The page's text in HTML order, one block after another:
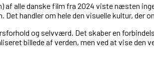
af alle danske film fra 2024 viste næsten
handler om hele den visuelle kultur, der
og selvværd. Det skaber en
billede af verden, men ved at vise den